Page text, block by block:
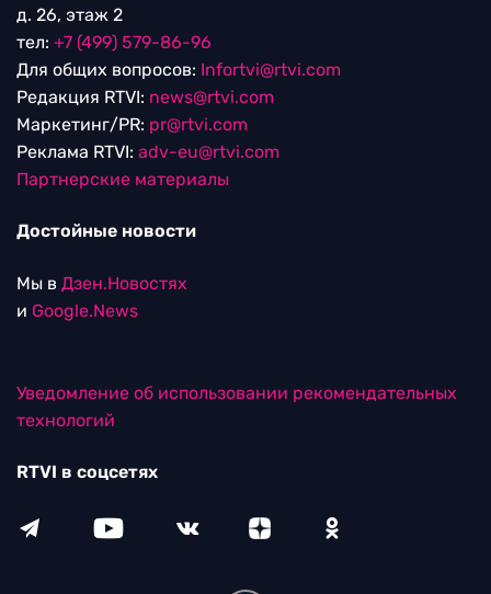
д. 26, этаж 2
тел: +7 (499) 579-86-96
Для общих вопросов: Infortvi@rtvi.com
Редакция RTVI: news@rtvi.com
Маркетинг/PR: pr@rtvi.com
Реклама RTVI: adv-eu@rtvi.com
Партнерские материалы
Достойные новости
Мы в Дзен.Новостях
и Google.News
Уведомление об использовании рекомендательных
технологий
RTVI в соцсетях